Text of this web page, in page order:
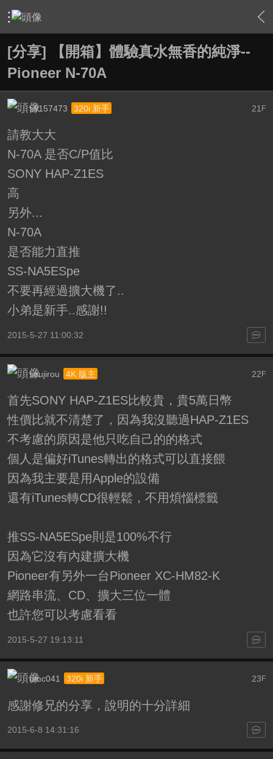
› 軟硬體相關技術 › DS數位串流音樂 › 內容
[分享] 【開箱】體驗真水無香的純淨--
Pioneer N-70A
21 F
s9157473 320i 新手
請教大大
N-70A 是否C/P值比
SONY HAP-Z1ES
高
另外...
N-70A
是否能力直推
SS-NA5ESpe
不要再經過擴大機了..
小弟是新手..感謝!!
2015-5-27 11:00:32
22F
soujirou 4K 版主
首先SONY HAP-Z1ES比較貴，貴5萬日幣
性價比就不清楚了，因為我沒聽過HAP-Z1ES
不考慮的原因是他只吃自己的的格式
個人是偏好iTunes轉出的格式可以直接餵
因為我主要是用Apple的設備
還有iTunes轉CD很輕鬆，不用煩惱標籤
推SS-NA5ESpe則是100%不行
因為它沒有內建擴大機
Pioneer有另外一台Pioneer XC-HM82-K
網路串流、CD、擴大三位一體
也許您可以考慮看看
2015-5-27 19:13:11
23F
dmc041 320i 新手
感謝修兄的分享，說明的十分詳細
2015-6-8 14:31:16